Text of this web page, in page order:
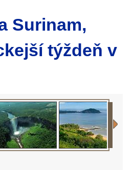
Surinam,
týždeň v